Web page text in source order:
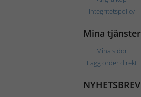
Integritetspolicy
Mina tjänster
Mina sidor
Lägg order direkt
NYHETSBREV